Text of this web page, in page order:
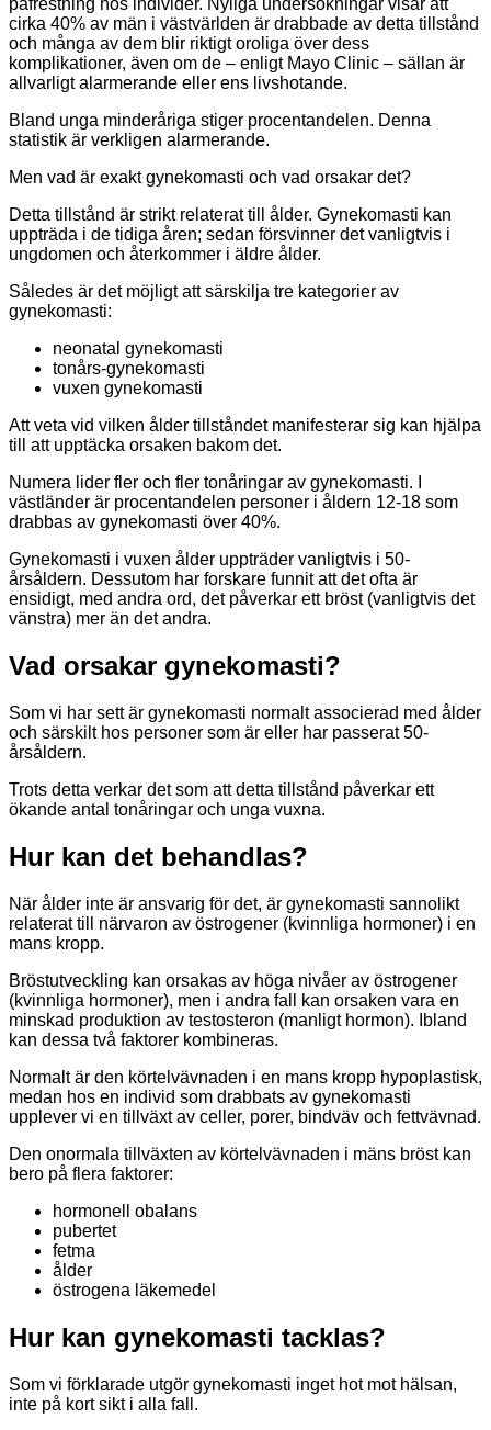
påfrestning hos individer. Nyliga undersökningar visar att
cirka 40% av män i västvärlden är drabbade av detta tillstånd
och många av dem blir riktigt oroliga över dess
komplikationer, även om de – enligt Mayo Clinic – sällan är
allvarligt alarmerande eller ens livshotande.
Bland unga minderåriga stiger procentandelen. Denna
statistik är verkligen alarmerande.
Men vad är exakt gynekomasti och vad orsakar det?
Detta tillstånd är strikt relaterat till ålder. Gynekomasti kan
uppträda i de tidiga åren; sedan försvinner det vanligtvis i
ungdomen och återkommer i äldre ålder.
Således är det möjligt att särskilja tre kategorier av
gynekomasti:
neonatal gynekomasti
tonårs-gynekomasti
vuxen gynekomasti
Att veta vid vilken ålder tillståndet manifesterar sig kan hjälpa
till att upptäcka orsaken bakom det.
Numera lider fler och fler tonåringar av gynekomasti. I
västländer är procentandelen personer i åldern 12-18 som
drabbas av gynekomasti över 40%.
Gynekomasti i vuxen ålder uppträder vanligtvis i 50-
årsåldern. Dessutom har forskare funnit att det ofta är
ensidigt, med andra ord, det påverkar ett bröst (vanligtvis det
vänstra) mer än det andra.
Vad orsakar gynekomasti?
Som vi har sett är gynekomasti normalt associerad med ålder
och särskilt hos personer som är eller har passerat 50-
årsåldern.
Trots detta verkar det som att detta tillstånd påverkar ett
ökande antal tonåringar och unga vuxna.
Hur kan det behandlas?
När ålder inte är ansvarig för det, är gynekomasti sannolikt
relaterat till närvaron av östrogener (kvinnliga hormoner) i en
mans kropp.
Bröstutveckling kan orsakas av höga nivåer av östrogener
(kvinnliga hormoner), men i andra fall kan orsaken vara en
minskad produktion av testosteron (manligt hormon). Ibland
kan dessa två faktorer kombineras.
Normalt är den körtelvävnaden i en mans kropp hypoplastisk,
medan hos en individ som drabbats av gynekomasti
upplever vi en tillväxt av celler, porer, bindväv och fettvävnad.
Den onormala tillväxten av körtelvävnaden i mäns bröst kan
bero på flera faktorer:
hormonell obalans
pubertet
fetma
ålder
östrogena läkemedel
Hur kan gynekomasti tacklas?
Som vi förklarade utgör gynekomasti inget hot mot hälsan,
inte på kort sikt i alla fall.